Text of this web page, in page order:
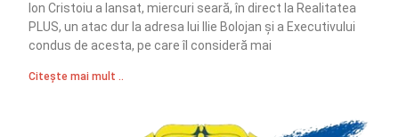
Ion Cristoiu a lansat, miercuri seară, în direct la Realitatea
PLUS, un atac dur la adresa lui Ilie Bolojan și a Executivului
condus de acesta, pe care îl consideră mai
Citește mai mult ..